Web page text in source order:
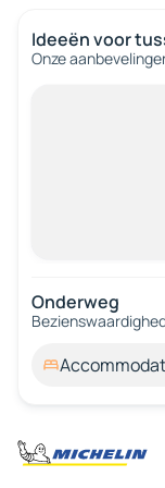
Ideeën voor
Onze
Onderweg